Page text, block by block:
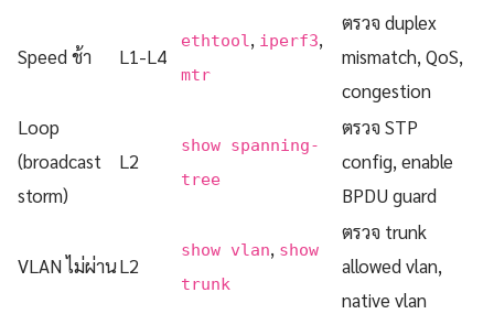
Speed ช้า L1-L4
ethtool , iperf3,
mtr
ตรวจ duplex
mismatch, QoS,
congestion
Loop
(broadcast
storm)
L2
show spanning-
tree
ตรวจ STP
config, enable
BPDU guard
VLAN ไม่ผ่านL2
show vlan, show
trunk
ตรวจ trunk
allowed vlan,
native vlan